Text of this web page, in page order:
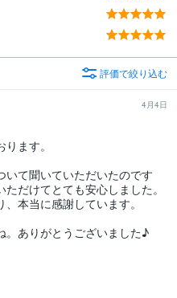
評価で絞り込む
4月4日
ます。
て聞いていただいたのです
だけてとても安心しました。
本当に感謝しています。
。ありがとうございました♪